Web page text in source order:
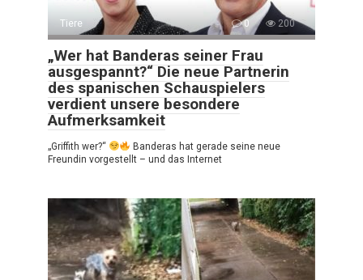
Tiere 0 200
„Wer hat Banderas seiner Frau
ausgespannt?“ Die neue Partnerin
des spanischen Schauspielers
verdient unsere besondere
Aufmerksamkeit
„Griffith wer?“
Banderas hat gerade seine neue
Freundin vorgestellt – und das Internet